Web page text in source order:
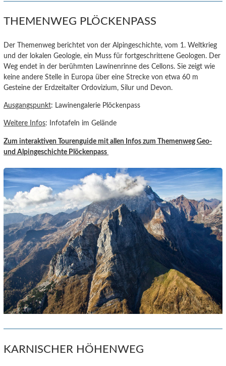
THEMENWEG PLÖCKENPASS
Der Themenweg berichtet von der Alpingeschichte, vom 1. Weltkrieg
und der lokalen Geologie, ein Muss für fortgeschrittene Geologen. Der
Weg endet in der berühmten Lawinenrinne des Cellons. Sie zeigt wie
keine andere Stelle in Europa über eine Strecke von etwa 60 m
Gesteine der Erdzeitalter Ordovizium, Silur und Devon.
Ausgangspunkt: Lawinengalerie Plöckenpass
Weitere Infos: Infotafeln im Gelände
Zum interaktiven Tourenguide mit allen Infos zum Themenweg Geo-
und Alpingeschichte Plöckenpass
KARNISCHER HÖHENWEG